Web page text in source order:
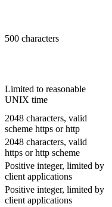
500 characters
Limited to reasonable
UNIX time
2048 characters, valid
scheme https or http
2048 characters, valid
https or http scheme
Positive integer, limited by
client applications
Positive integer, limited by
client applications